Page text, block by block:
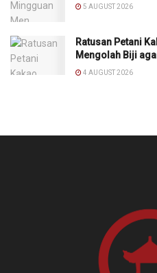
5 AUGUST 2026
Ratusan Petani
Mengolah Biji
4 AUGUST 2026